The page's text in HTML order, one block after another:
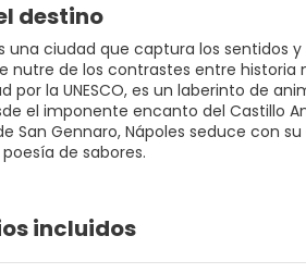
destino
una ciudad que captura los sentidos
nutre de los contrastes entre
por la UNESCO, es un laberinto de
el imponente encanto del Castillo
San Gennaro, Nápoles seduce con
de sabores.
incluidos